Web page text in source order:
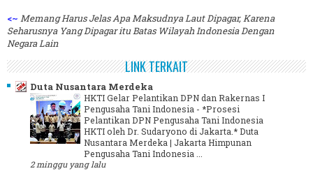
<~ Memang Harus Jelas Apa Maksudnya Laut Dipagar, Karena
Seharusnya Yang Dipagar itu Batas Wilayah Indonesia Dengan
Negara Lain
LINK TERKAIT
Duta Nusantara Merdeka
HKTI Gelar Pelantikan DPN dan Rakernas I
Pengusaha Tani Indonesia - *Prosesi
Pelantikan DPN Pengusaha Tani Indonesia
HKTI oleh Dr. Sudaryono di Jakarta.* Duta
Nusantara Merdeka | Jakarta Himpunan
Pengusaha Tani Indonesia ...
2 minggu yang lalu